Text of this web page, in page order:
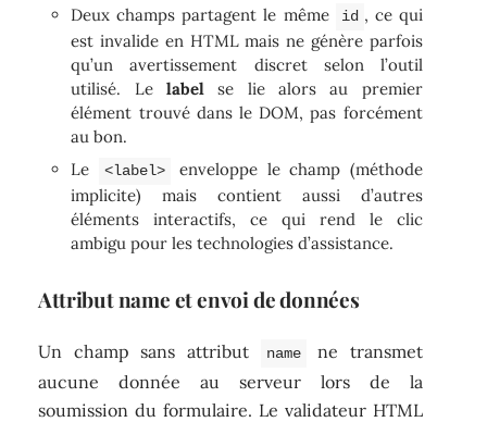
Deux champs partagent le même
id , ce qui
est invalide en HTML mais ne génère parfois
qu’un avertissement discret selon l’outil
utilisé. Lelabel se lie alors au premier
élément trouvé dans le DOM, pas forcément
au bon.
Le
<label>
enveloppe le champ (méthode
implicite) mais contient aussi d’autres
éléments interactifs, ce qui rend le clic
ambigu pour les technologies d’assistance.
Attribut name et envoi de données
Un champ sans attribut name
ne transmet
aucune donnée au serveur lors de la
soumission du formulaire. Le validateur HTML